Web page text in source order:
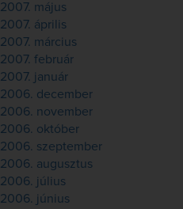
2007. május
2007. április
2007. március
2007. február
2007. január
2006. december
2006. november
2006. október
2006. szeptember
2006. augusztus
2006. július
2006. június